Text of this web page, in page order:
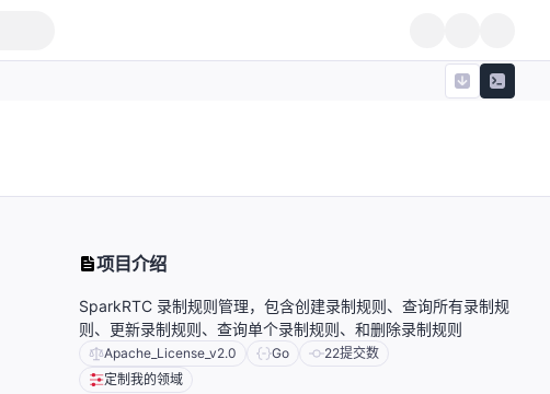
项目介绍
SparkRTC 录制规则管理，包含创建录制规则、查询所有录制规
则、更新录制规则、查询单个录制规则、和删除录制规则
Apache_License_v2.0 Go 22提交数
定制我的领域